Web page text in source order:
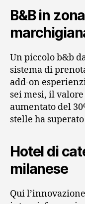
B&B in
Un piccolo b&b
sistema di
add-on
sei mesi, il
aumentato del
stelle ha superato
Hotel di
milanese
Qui